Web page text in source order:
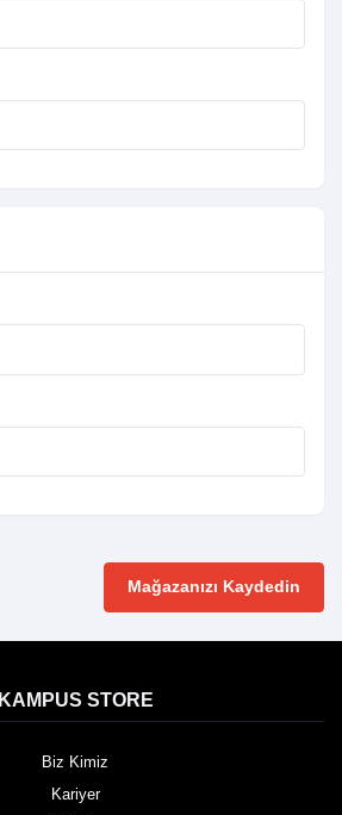
Mağazanızı Kaydedin
KAMPUS STORE
Biz Kimiz
Kariyer